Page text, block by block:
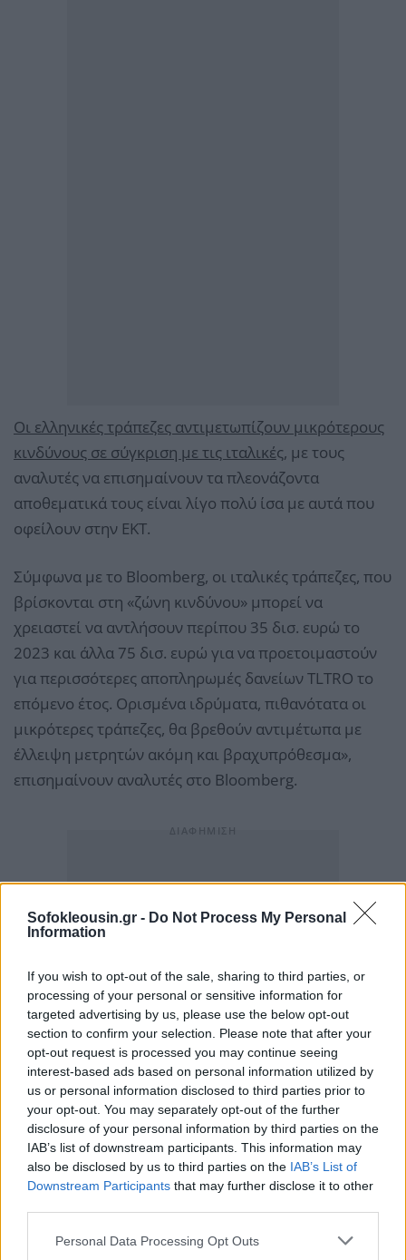
Sofokleousin.gr - Do Not Process My Personal
Information
If you wish to opt-out of the sale, sharing to third parties, or
processing of your personal or sensitive information for
targeted advertising by us, please use the below opt-out
section to confirm your selection. Please note that after your
opt-out request is processed you may continue seeing
interest-based ads based on personal information utilized by
us or personal information disclosed to third parties prior to
your opt-out. You may separately opt-out of the further
disclosure of your personal information by third parties on the
IAB’s list of downstream participants. This information may
also be disclosed by us to third parties on the IAB’s List of
Downstream Participants that may further disclose it to other
Personal Data Processing Opt Outs
Οι ελληνικές τράπεζες αντιμετωπίζουν μικρότερους
κινδύνους σε σύγκριση με τις ιταλικές, με τους
αναλυτές να επισημαίνουν τα πλεονάζοντα
αποθεματικά τους είναι λίγο πολύ ίσα με αυτά που
οφείλουν στην ΕΚΤ.
Σύμφωνα με το Bloomberg, oι ιταλικές τράπεζες, που
βρίσκονται στη «ζώνη κινδύνου» μπορεί να
χρειαστεί να αντλήσουν περίπου 35 δισ. ευρώ το
2023 και άλλα 75 δισ. ευρώ για να προετοιμαστούν
για περισσότερες αποπληρωμές δανείων TLTRO το
επόμενο έτος. Ορισμένα ιδρύματα, πιθανότατα οι
μικρότερες τράπεζες, θα βρεθούν αντιμέτωπα με
έλλειψη μετρητών ακόμη και βραχυπρόθεσμα»,
επισημαίνουν αναλυτές στο Bloomberg.